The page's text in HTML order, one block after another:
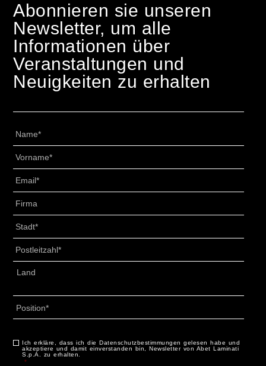
Abonnieren sie unseren
Newsletter, um alle
Informationen über
Veranstaltungen und
Neuigkeiten zu erhalten
Titolo
Indirizzo
Land
Consenso *
Ich erkläre, dass ich die Datenschutzbestimmungen gelesen habe und
akzeptiere und damit einverstanden bin, Newsletter von Abet Laminati
S.p.A. zu erhalten.
*